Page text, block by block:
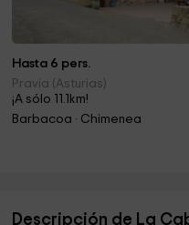
Hasta 6 pers.
Pravia (Asturias)
¡A sólo 11.1km!
Barbacoa · Chimenea
Descripción de La